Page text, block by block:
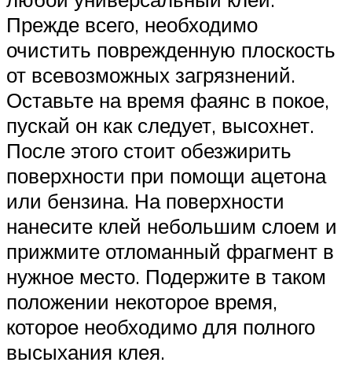
Прежде всего, необходимо
очистить поврежденную плоскость
от всевозможных загрязнений.
Оставьте на время фаянс в покое,
пускай он как следует, высохнет.
После этого стоит обезжирить
поверхности при помощи ацетона
или бензина. На поверхности
нанесите клей небольшим слоем и
прижмите отломанный фрагмент в
нужное место. Подержите в таком
положении некоторое время,
которое необходимо для полного
высыхания клея.